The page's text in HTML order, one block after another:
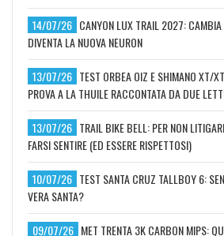
14/07/26 CANYON LUX TRAIL 2027: CAMBIA
DIVENTA LA NUOVA NEURON
13/07/26 TEST ORBEA OIZ E SHIMANO XT/
PROVA A LA THUILE RACCONTATA DA DUE
13/07/26 TRAIL BIKE BELL: PER NON
FARSI SENTIRE (ED ESSERE RISPETTOSI)
10/07/26 TEST SANTA CRUZ TALLBOY 6:
VERA SANTA?
09/07/26 MET TRENTA 3K CARBON MIPS: